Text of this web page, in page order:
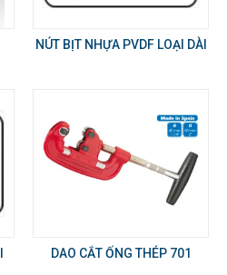
NÚT BỊT NHỰA PVDF LOẠI DÀI
DAO CẮT ỐNG THÉP 701